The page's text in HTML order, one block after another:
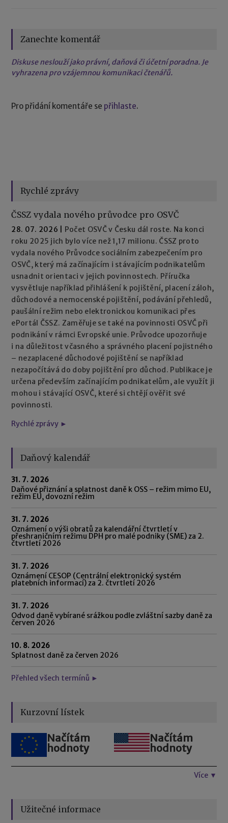
Zanechte komentář
Diskuse neslouží jako právní, daňová či účetní poradna. Je
vyhrazena pro vzájemnou komunikaci čtenářů.
Pro přidání komentáře se přihlaste.
Rychlé zprávy
ČSSZ vydala nového průvodce pro OSVČ
28. 07. 2026
Počet OSVČ v Česku dál roste. Na konci
roku 2025 jich bylo více než 1,17 milionu. ČSSZ proto
vydala nového Průvodce sociálním zabezpečením pro
OSVČ, který má začínajícím i stávajícím podnikatelům
usnadnit orientaci v jejich povinnostech. Příručka
vysvětluje například přihlášení k pojištění, placení záloh,
důchodové a nemocenské pojištění, podávání přehledů,
paušální režim nebo elektronickou komunikaci přes
ePortál ČSSZ. Zaměřuje se také na povinnosti OSVČ při
podnikání v rámci Evropské unie. Průvodce upozorňuje
i na důležitost včasného a správného placení pojistného
– nezaplacené důchodové pojištění se například
nezapočítává do doby pojištění pro důchod. Publikace je
určena především začínajícím podnikatelům, ale využít ji
mohou i stávající OSVČ, které si chtějí ověřit své
povinnosti.
Rychlé zprávy ►
Daňový kalendář
31. 7. 2026
Daňové přiznání a splatnost daně k OSS – režim mimo EU,
režim EU, dovozní režim
31. 7. 2026
Oznámení o výši obratů za kalendářní čtvrtletí v
přeshraničním režimu DPH pro malé podniky (SME) za 2.
čtvrtletí 2026
31. 7. 2026
Oznámení CESOP (Centrální elektronický systém
platebních informací) za 2. čtvrtletí 2026
31. 7. 2026
Odvod daně vybírané srážkou podle zvláštní sazby daně za
červen 2026
10. 8. 2026
Splatnost daně za červen 2026
Přehled všech termínů ►
Kurzovní lístek
Načítám
hodnoty
Načítám
hodnoty
Více ▼
Užitečné informace